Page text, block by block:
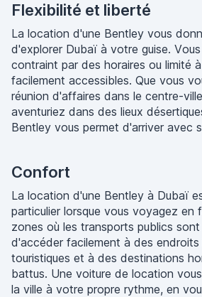
Flexibilité et liberté
La location d'une Bentley vous
d'explorer Dubaï à votre guise.
contraint par des horaires ou limité
facilement accessibles. Que vous
réunion d'affaires dans le centre-
aventuriez dans des lieux
Bentley vous permet d'arriver avec
Confort
La location d'une Bentley à Dubaï
particulier lorsque vous voyagez en
zones où les transports publics sont
d'accéder facilement à des endroits
touristiques et à des destinations
battus. Une voiture de location
la ville à votre propre rythme, en